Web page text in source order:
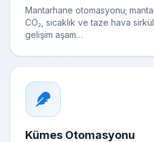
Mantarhane otomasyonu;
CO₂, sıcaklık ve taze hava
gelişim aşam…
Kümes Otomasyonu